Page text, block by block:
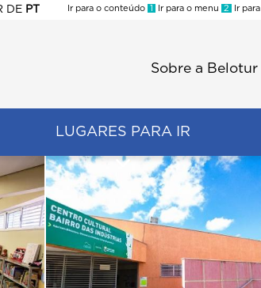
DE PT
Ir para o conteúdo 1 Ir para o menu 2 Ir
Sobre a Belotur
LUGARES PARA IR